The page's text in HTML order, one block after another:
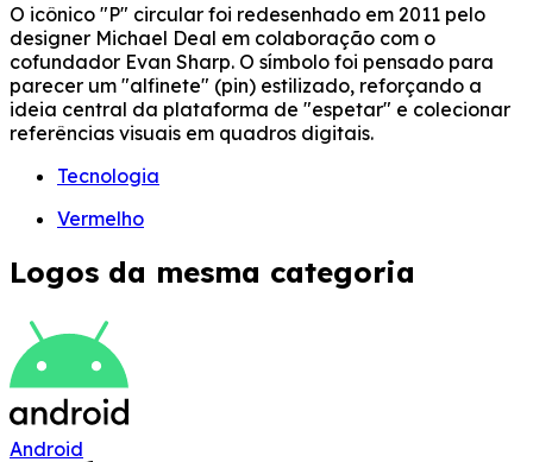
O icônico "P" circular foi redesenhado em 2011 pelo
designer Michael Deal em colaboração com o
cofundador Evan Sharp. O símbolo foi pensado para
parecer um "alfinete" (pin) estilizado, reforçando a
ideia central da plataforma de "espetar" e colecionar
referências visuais em quadros digitais.
Tecnologia
Vermelho
Logos da mesma categoria
Android